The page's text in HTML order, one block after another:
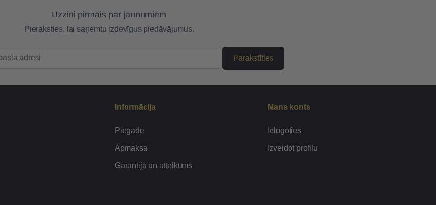
Uzzini pirmais par jaunumiem
Pieraksties, lai saņemtu izdevīgus piedāvājumus.
Parakstīties
Informācija
Piegāde
Apmaksa
Garantija un atteikums
Mans konts
Ielogoties
Izveidot profilu